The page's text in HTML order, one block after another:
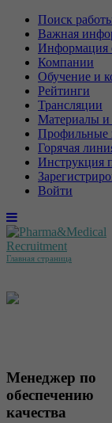
Поиск
Важная
Информация
Компании
Обучение и
Рейтинги
Трансляции
Материалы и
Профильные
Горячая
Инструкция
Войти
Главная страница
Менеджер по
обеспечению
качества